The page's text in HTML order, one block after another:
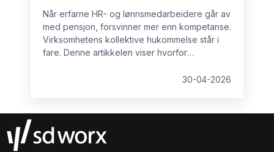
Når erfarne HR- og lønnsmedarbeidere går av
med pensjon, forsvinner mer enn kompetanse.
Virksomhetens kollektive hukommelse står i
fare. Denne artikkelen viser hvorfor
konsekvenser det får, og hva organisasjoner
30-04-2026